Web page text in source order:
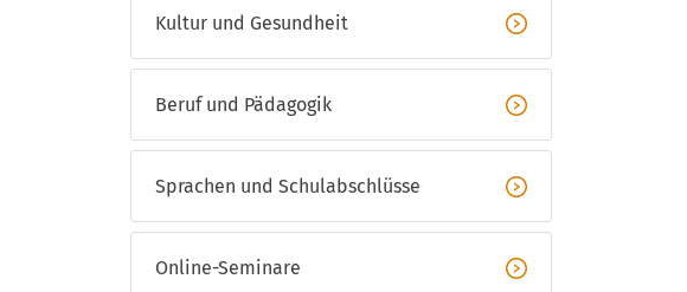
Bildungsurlaub
Jahresprogramme
Widerrufsformular
Kultur und Gesundheit
Beruf und Pädagogik
Sprachen und Schulabschlüsse
Online-Seminare